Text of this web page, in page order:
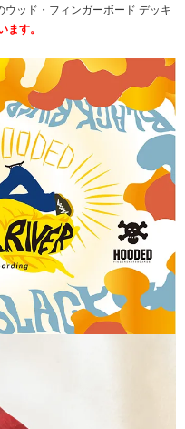
ウッド・フィンガーボード デッキ
ます。